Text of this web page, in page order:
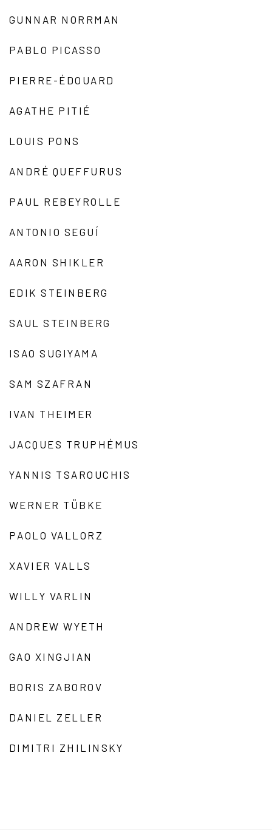
GUNNAR NORRMAN
PABLO PICASSO
PIERRE-ÉDOUARD
AGATHE PITIÉ
LOUIS PONS
ANDRÉ QUEFFURUS
PAUL REBEYROLLE
ANTONIO SEGUÍ
AARON SHIKLER
EDIK STEINBERG
SAUL STEINBERG
ISAO SUGIYAMA
SAM SZAFRAN
IVAN THEIMER
JACQUES TRUPHÉMUS
YANNIS TSAROUCHIS
WERNER TÜBKE
PAOLO VALLORZ
XAVIER VALLS
WILLY VARLIN
ANDREW WYETH
GAO XINGJIAN
BORIS ZABOROV
DANIEL ZELLER
DIMITRI ZHILINSKY